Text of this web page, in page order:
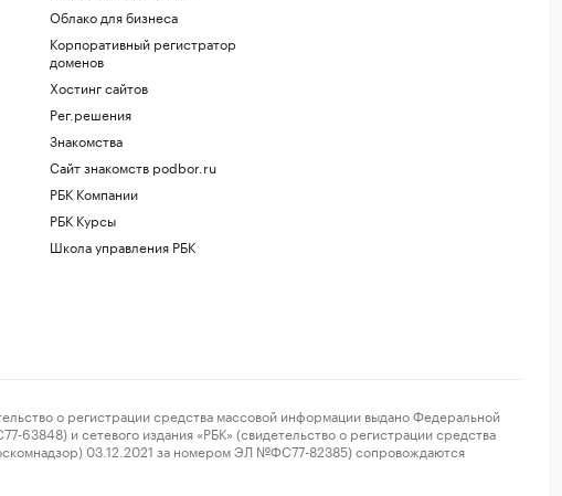
Облако для бизнеса
Корпоративный регистратор
доменов
Хостинг сайтов
Рег.решения
Знакомства
Сайт знакомств podbor.ru
РБК Компании
РБК Курсы
Школа управления РБК
о регистрации средства массовой информации выдано Федеральной
и сетевого издания «РБК» (свидетельство о регистрации средства
03.12.2021 за номером ЭЛ №ФС77-82385) сопровождаются